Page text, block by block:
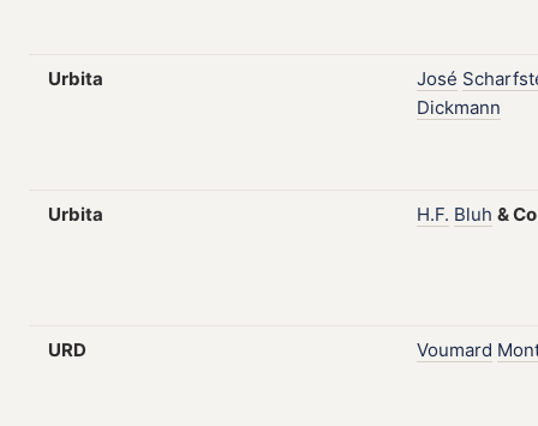
Urbita José
Dickmann
Urbita H.F. Bluh &
URD Voumard